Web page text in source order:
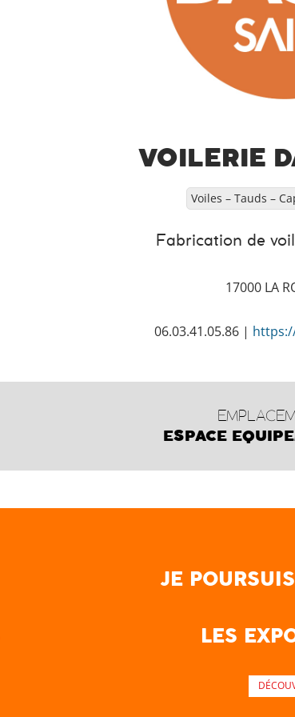
VOILERIE
Voiles – Tauds –
Fabrication de
17000 LA
06.03.41.05.86 |
ESPACE
JE POURSUIS
LES